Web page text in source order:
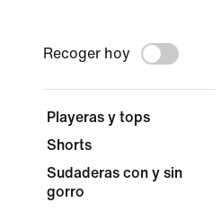
Recoger hoy
Playeras y tops
Shorts
Sudaderas con y sin
gorro